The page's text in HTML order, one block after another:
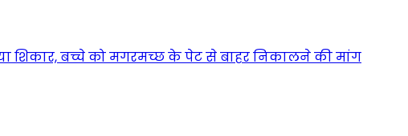
शिकार, बच्चे को मगरमच्छ के पेट से बाहर निकालने की मांग